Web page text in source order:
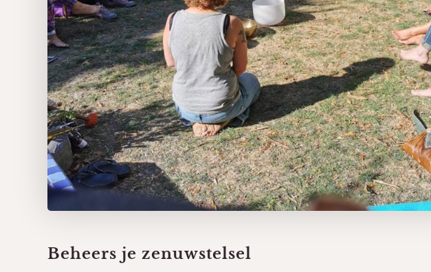
Beheers je zenuwstelsel